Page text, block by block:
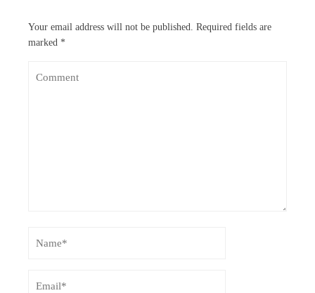
Your email address will not be published. Required fields are
marked *